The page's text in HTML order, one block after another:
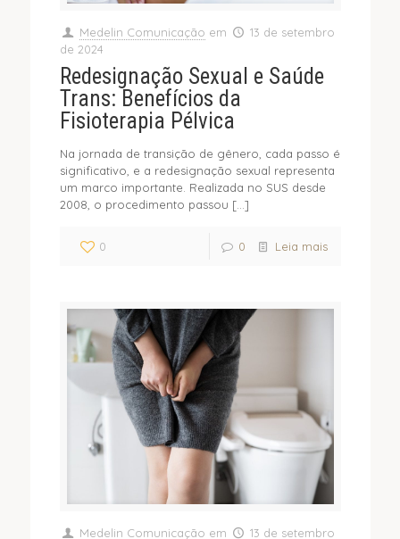
Medelin Comunicação em
13 de setembro
de 2024
Redesignação Sexual e Saúde
Trans: Benefícios da
Fisioterapia Pélvica
Na jornada de transição de gênero, cada passo é
significativo, e a redesignação sexual representa
um marco importante. Realizada no SUS desde
2008, o procedimento passou […]
0 0 Leia mais
Medelin Comunicação em
13 de setembro